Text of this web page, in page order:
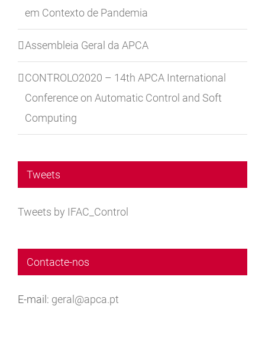
em Contexto de Pandemia
Assembleia Geral da APCA
CONTROLO2020 – 14th APCA International
Conference on Automatic Control and Soft
Computing
Tweets
Tweets by IFAC_Control
Contacte-nos
E-mail: geral@apca.pt